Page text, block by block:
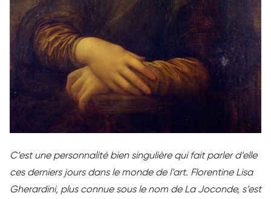
C’est une personnalité bien singulière qui fait parler d’elle
ces derniers jours dans le monde de l’art. Florentine Lisa
Gherardini, plus connue sous le nom de La Joconde, s’est